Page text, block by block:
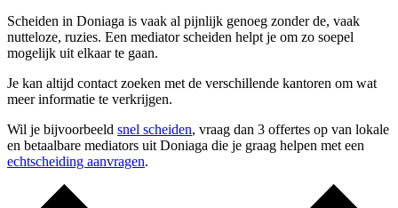
Scheiden in Doniaga is vaak al pijnlijk genoeg zonder de, vaak
nutteloze, ruzies. Een mediator scheiden helpt je om zo soepel
mogelijk uit elkaar te gaan.
Je kan altijd contact zoeken met de verschillende kantoren om wat
meer informatie te verkrijgen.
Wil je bijvoorbeeld snel scheiden, vraag dan 3 offertes op van lokale
en betaalbare mediators uit Doniaga die je graag helpen met een
echtscheiding aanvragen.